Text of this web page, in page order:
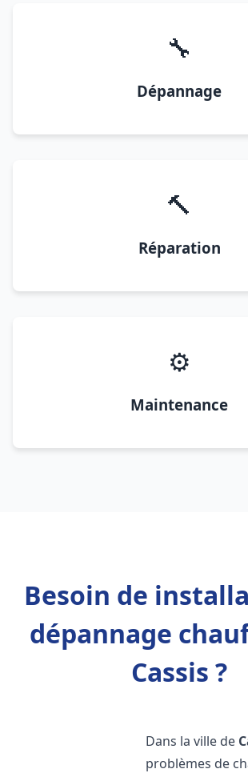
🔧
Dépannage
🔨
Réparation
⚙️
Maintenance
Besoin de
dépannage
Cassis ?
Dans la ville de
problèmes de